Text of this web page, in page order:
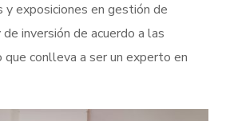
exposiciones en gestión de
inversión de acuerdo a las
conlleva a ser un experto en